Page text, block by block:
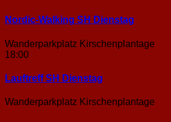
Nordic-Walking SH Dienstag
Wanderparkplatz Kirschenplantage
18:00
Lauftreff SH Dienstag
Wanderparkplatz Kirschenplantage